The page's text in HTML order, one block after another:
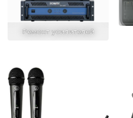
Ремонт усилителей